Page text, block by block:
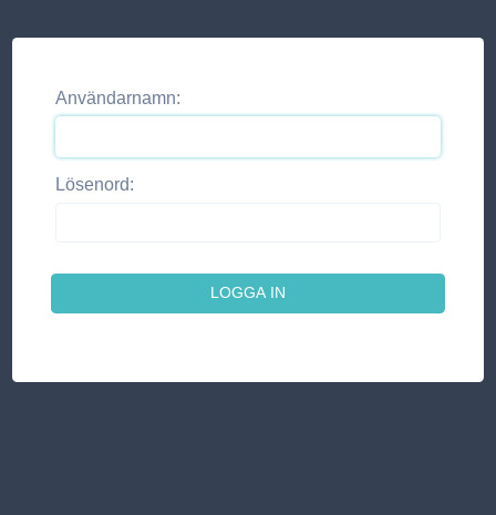
Användarnamn:
Lösenord: